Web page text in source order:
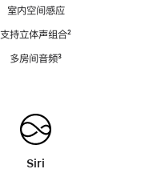
室内空间感应
支持立体声组合脚
²
多房间音频脚
³
Siri